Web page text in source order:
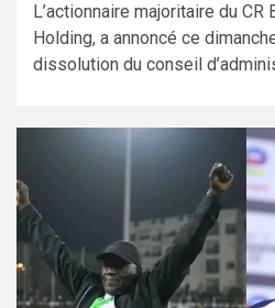
L’actionnaire majoritaire du
Holding, a annoncé ce
dissolution du conseil